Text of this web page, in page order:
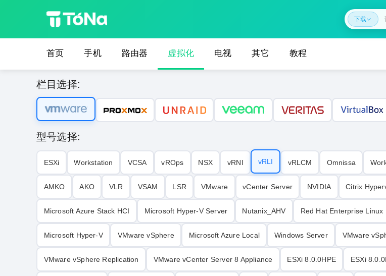
下载
首页 手机 路由器 虚拟化 电视 其它 教程
栏目选择:
型号选择:
ESXi Workstation VCSA vROps NSX vRNI vRLI‌ vRLCM Omnissa
AMKO AKO VLR VSAM LSR VMware vCenter Server NVIDIA Citrix
Microsoft Azure Stack HCI Microsoft Hyper-V Server Nutanix_AHV Red Hat Enterprise Linux
Microsoft Hyper-V VMware vSphere Microsoft Azure Local Windows Server VMware
VMware vSphere Replication VMware vCenter Server 8 Appliance ESXi 8.0.0HPE ESXi